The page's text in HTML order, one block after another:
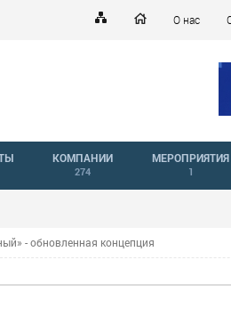
О нас
КОМПАНИИ
274
МЕРОПРИЯТИЯ
1
- обновленная концепция